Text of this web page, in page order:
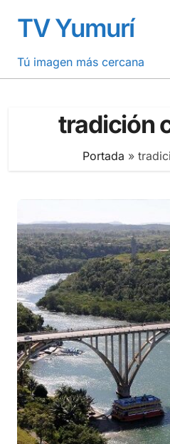
contenido
TV Yumurí
Tú imagen más cercana
tradición
Portada »